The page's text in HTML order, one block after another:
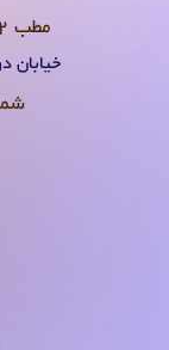
مطب 2:
خیابان دولت -